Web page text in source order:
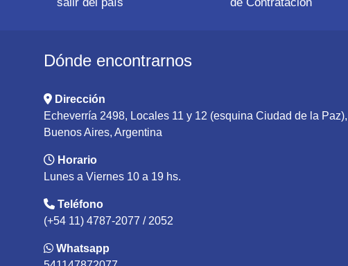
Dónde encontrarnos
Dirección
Echeverría 2498, Locales 11 y 12 (esquina Ciudad de la
Buenos Aires, Argentina
Horario
Lunes a Viernes 10 a 19 hs.
Teléfono
(+54 11) 4787-2077 / 2052
Whatsapp